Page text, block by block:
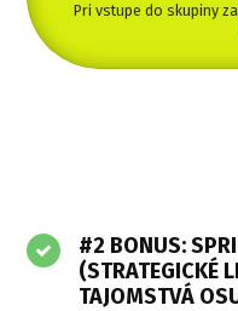
Pri vstupe do skupiny
#2 BONUS:
(STRATEGICKÉ
TAJOMSTVÁ